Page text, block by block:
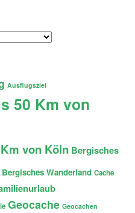
Ausflugsziel
50 Km von
von Köln Bergisches
Bergisches Wanderland Cache
Geocache Geocachen